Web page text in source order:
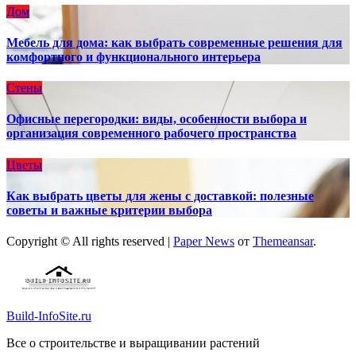
Дом
Мебель для дома: как выбрать современные решения для
комфортного и функционального интерьера
Стены
Офисные перегородки: виды, особенности выбора и
организация современного рабочего пространства
Цветы
Как выбрать цветы для жены с доставкой: полезные
советы и важные критерии выбора
Copyright © All rights reserved | Paper News от Themeansar.
Build-InfoSite.ru
Все о строительстве и выращивании растений